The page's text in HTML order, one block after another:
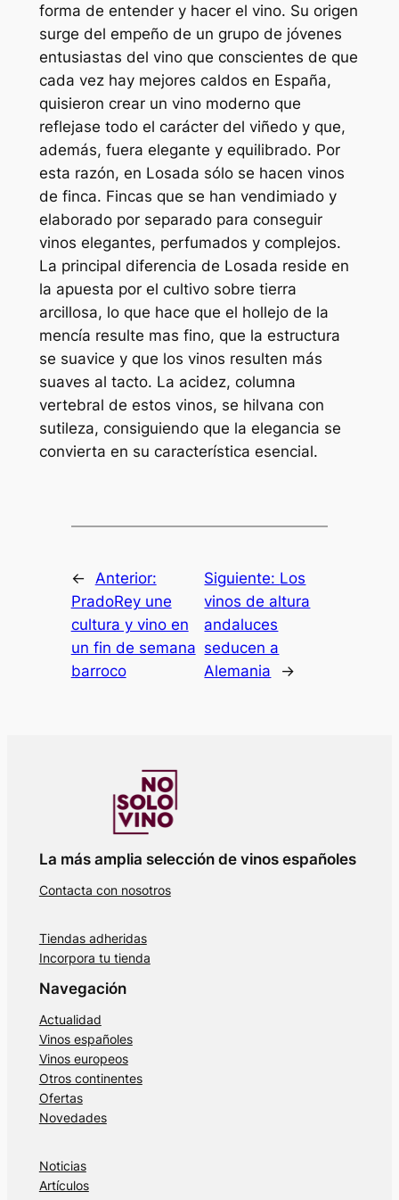
forma de entender y hacer el vino. Su origen
surge del empeño de un grupo de jóvenes
entusiastas del vino que conscientes de que
cada vez hay mejores caldos en España,
quisieron crear un vino moderno que
reflejase todo el carácter del viñedo y que,
además, fuera elegante y equilibrado. Por
esta razón, en Losada sólo se hacen vinos
de finca. Fincas que se han vendimiado y
elaborado por separado para conseguir
vinos elegantes, perfumados y complejos.
La principal diferencia de Losada reside en
la apuesta por el cultivo sobre tierra
arcillosa, lo que hace que el hollejo de la
mencía resulte mas fino, que la estructura
se suavice y que los vinos resulten más
suaves al tacto. La acidez, columna
vertebral de estos vinos, se hilvana con
sutileza, consiguiendo que la elegancia se
convierta en su característica esencial.
← Anterior:
PradoRey une
cultura y vino en
un fin de semana
barroco
Siguiente: Los
vinos de altura
andaluces
seducen a
Alemania
→
La más amplia selección de vinos españoles
Contacta con nosotros
Tiendas adheridas
Incorpora tu tienda
Navegación
Actualidad
Vinos españoles
Vinos europeos
Otros continentes
Ofertas
Novedades
Noticias
Artículos